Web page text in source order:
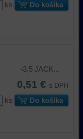
ks Do košíka
-3,5 JACK...
0,51 € s DPH
ks Do košíka